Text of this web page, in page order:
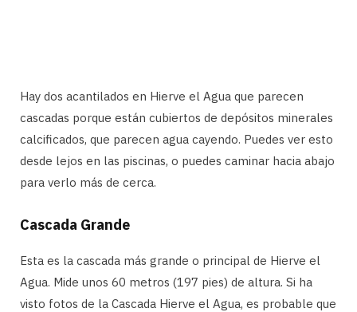
Hay dos acantilados en Hierve el Agua que parecen
cascadas porque están cubiertos de depósitos minerales
calcificados, que parecen agua cayendo. Puedes ver esto
desde lejos en las piscinas, o puedes caminar hacia abajo
para verlo más de cerca.
Cascada Grande
Esta es la cascada más grande o principal de Hierve el
Agua. Mide unos 60 metros (197 pies) de altura. Si ha
visto fotos de la Cascada Hierve el Agua, es probable que